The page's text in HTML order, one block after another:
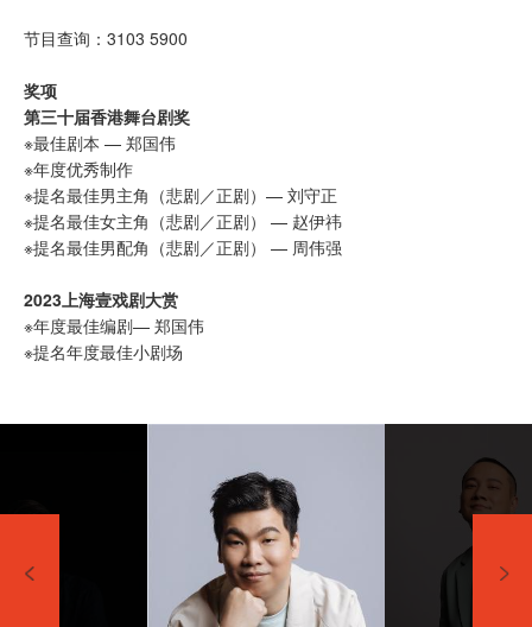
节目查询：3103 5900
奖项
第三十届香港舞台剧奖
※最佳剧本 — 郑国伟
※年度优秀制作
※提名最佳男主角（悲剧／正剧）— 刘守正
※提名最佳女主角（悲剧／正剧） — 赵伊祎
※提名最佳男配角（悲剧／正剧） — 周伟强
2023上海壹戏剧大赏
※年度最佳编剧— 郑国伟
※提名年度最佳小剧场